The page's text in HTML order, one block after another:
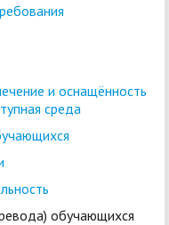
и оснащённость
среда
обучающихся